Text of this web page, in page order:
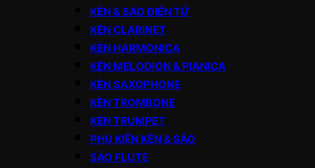
KÈN & SÁO ĐIỆN TỬ
KÈN CLARINET
KÈN HARMONICA
KÈN MELODION & PIANICA
KÈN SAXOPHONE
KÈN TROMBONE
KÈN TRUMPET
PHỤ KIỆN KÈN & SÁO
SÁO FLUTE